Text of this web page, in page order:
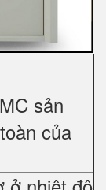
sản
của